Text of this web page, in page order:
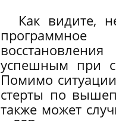
Как видите,
успешным при
Помимо
стерты по
также может